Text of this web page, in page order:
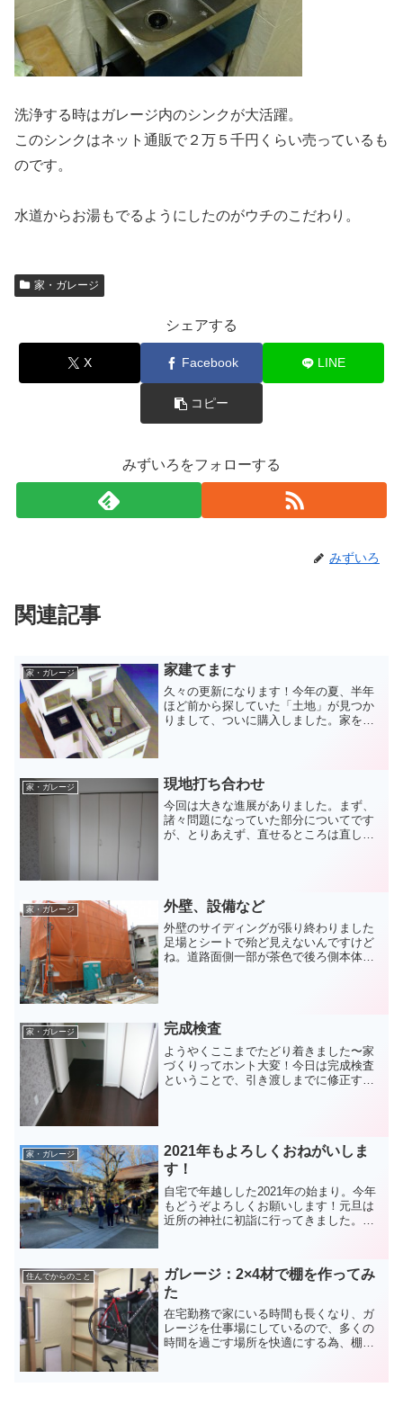
洗浄する時はガレージ内のシンクが大活躍。
このシンクはネット通販で２万５千円くらい売っているも
のです。
水道からお湯もでるようにしたのがウチのこだわり。
家・ガレージ
シェアする
X Facebook LINE
コピー
みずいろをフォローする
みずいろ
関連記事
家・ガレージ 家建てます
久々の更新になります！今年の夏、半年
ほど前から探していた「土地」が見つか
りまして、ついに購入しました。家を建
区に本社を構える大勝建設...
家・ガレージ 現地打ち合わせ
今回は大きな進展がありました。まず、
諸々問題になっていた部分についてです
が、とりあえず、直せるところは直して
家・ガレージ 外壁、設備など
外壁のサイディングが張り終わりました
足場とシートで殆ど見えないんですけど
ね。道路面側一部が茶色で後ろ側本体部
家・ガレージ 完成検査
ようやくここまでたどり着きました〜家
づくりってホント大変！今日は完成検査
ということで、引き渡しまでに修正する
家・ガレージ
2021年もよろしくおねがいしま
す！
自宅で年越しした2021年の始まり。今年
もどうぞよろしくお願いします！元旦は
近所の神社に初詣に行ってきました。ほ
た。（バイクもちょい...
住んでからのこと
ガレージ：2×4材で棚を作ってみ
た
在宅勤務で家にいる時間も長くなり、ガ
レージを仕事場にしているので、多くの
時間を過ごす場所を快適にする為、棚を